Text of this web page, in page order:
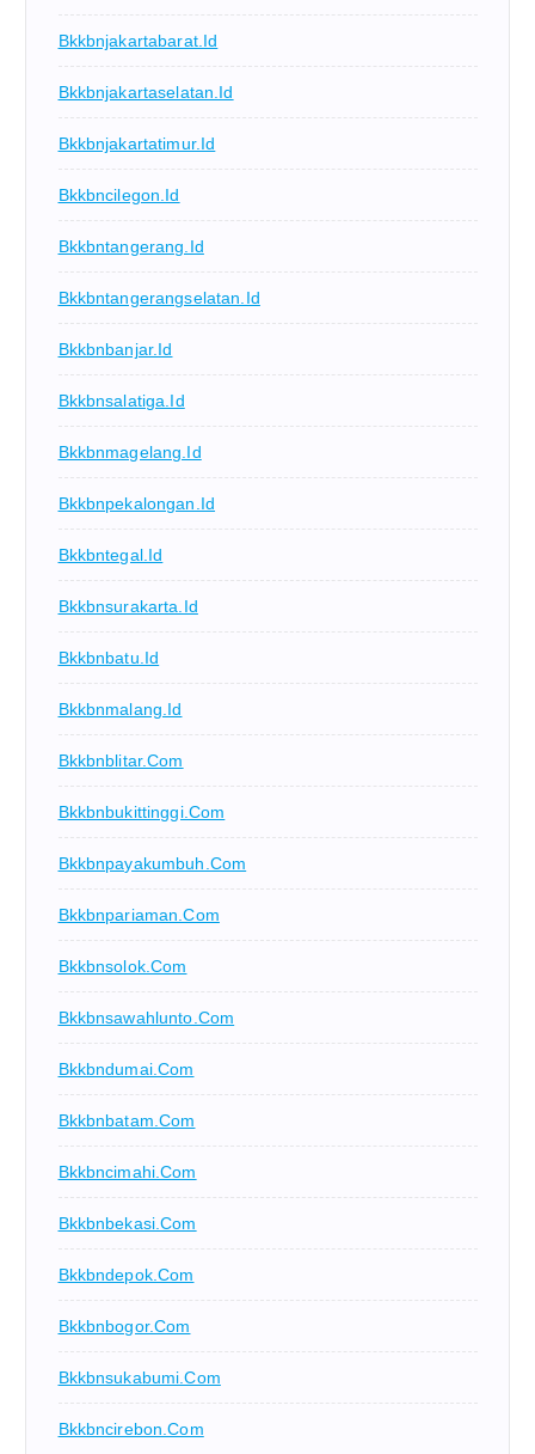
Bkkbnjakartabarat.id
Bkkbnjakartaselatan.id
Bkkbnjakartatimur.id
Bkkbncilegon.id
Bkkbntangerang.id
Bkkbntangerangselatan.id
Bkkbnbanjar.id
Bkkbnsalatiga.id
Bkkbnmagelang.id
Bkkbnpekalongan.id
Bkkbntegal.id
Bkkbnsurakarta.id
Bkkbnbatu.id
Bkkbnmalang.id
Bkkbnblitar.com
Bkkbnbukittinggi.com
Bkkbnpayakumbuh.com
Bkkbnpariaman.com
Bkkbnsolok.com
Bkkbnsawahlunto.com
Bkkbndumai.com
Bkkbnbatam.com
Bkkbncimahi.com
Bkkbnbekasi.com
Bkkbndepok.com
Bkkbnbogor.com
Bkkbnsukabumi.com
Bkkbncirebon.com